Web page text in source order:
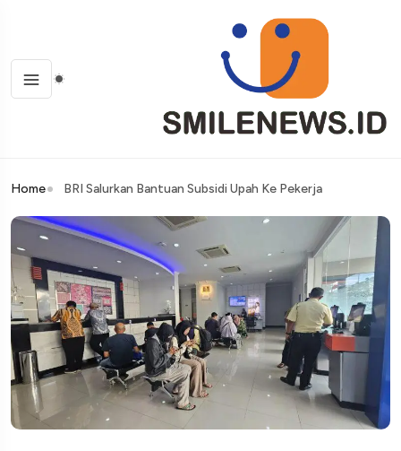
Home BRI Salurkan Bantuan Subsidi Upah Ke Pekerja